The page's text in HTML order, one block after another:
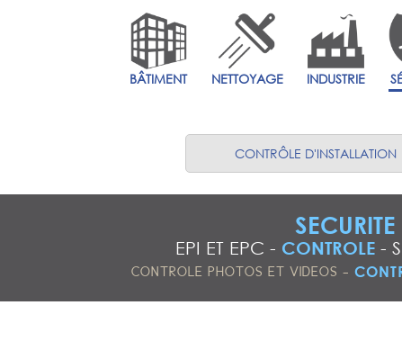
BÂTIMENT NETTOYAGE INDUSTRIE
SECURITE
EPI ET EPC - CONTROLE-
CONTROLE PHOTOS ET VIDEOS -